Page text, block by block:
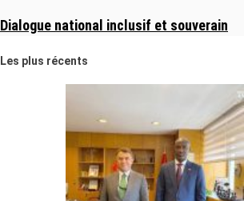
Dialogue national inclusif et souverain
Les plus récents